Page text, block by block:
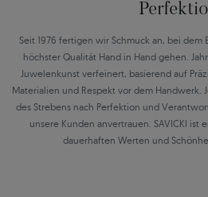
Seit 1976 fertigen wir Schmuck an, bei dem
höchster Qualität Hand in Hand gehen.
Juwelenkunst verfeinert, basierend auf
Materialien und Respekt vor dem Handwerk.
des Strebens nach Perfektion und
unsere Kunden anvertrauen. SAVICKI ist
dauerhaften Werten und